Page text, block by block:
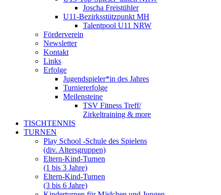
Joscha Freistühler
U11-Bezirksstützpunkt MH
Talentpool U11 NRW
Förderverein
Newsletter
Kontakt
Links
Erfolge
Jugendspieler*in des Jahres
Turniererfolge
Meilensteine
TSV Fitness Treff/
Zirkeltraining & more
TISCHTENNIS
TURNEN
Play School -Schule des Spielens
(div. Altersgruppen)
Eltern-Kind-Turnen
(1 bis 3 Jahre)
Eltern-Kind-Turnen
(3 bis 6 Jahre)